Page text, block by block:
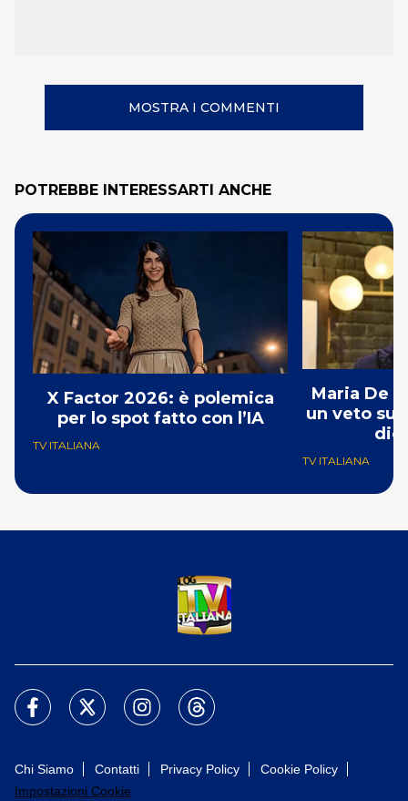
MOSTRA I COMMENTI
POTREBBE INTERESSARTI ANCHE
X Factor 2026: è polemica
per lo spot fatto con l’IA
TV ITALIANA
Maria De
un veto su
TV ITALIANA
Chi Siamo Contatti Privacy Policy
Cookie Policy
Impostazioni Cookie